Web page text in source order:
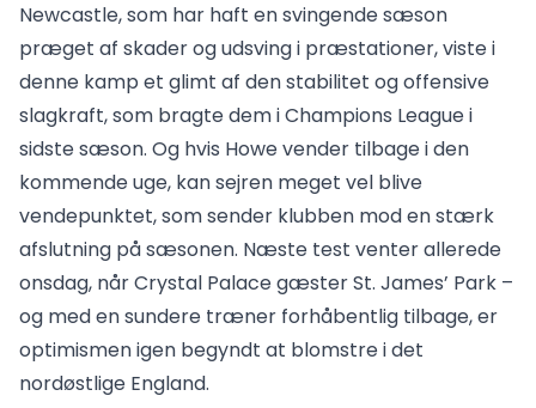
Newcastle, som har haft en svingende sæson
præget af skader og udsving i præstationer, viste i
denne kamp et glimt af den stabilitet og offensive
slagkraft, som bragte dem i Champions League i
sidste sæson. Og hvis Howe vender tilbage i den
kommende uge, kan sejren meget vel blive
vendepunktet, som sender klubben mod en stærk
afslutning på sæsonen. Næste test venter allerede
onsdag, når Crystal Palace gæster St. James’ Park –
og med en sundere træner forhåbentlig tilbage, er
optimismen igen begyndt at blomstre i det
nordøstlige England.